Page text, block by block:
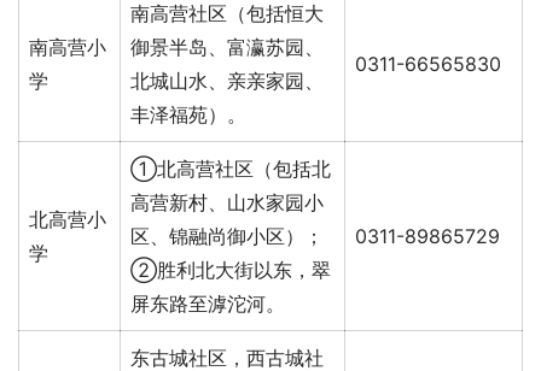
南高营小
学
南高营社区（包括恒大
御景半岛、富瀛苏园、
北城山水、亲亲家园、
丰泽福苑）。
0311-66565830
北高营小
学
①北高营社区（包括北
高营新村、山水家园小
区、锦融尚御小区）；
②胜利北大街以东，翠
屏东路至滹沱河。
0311-89865729
东古城社区，西古城社